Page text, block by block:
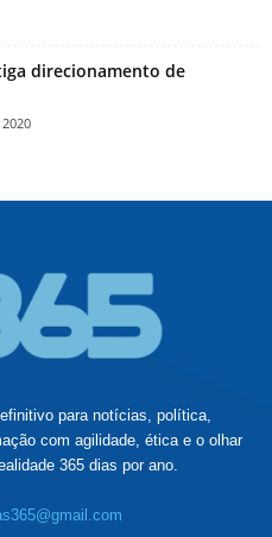
direcionamento de
para notícias, política,
com agilidade, ética e o olhar
365 dias por ano.